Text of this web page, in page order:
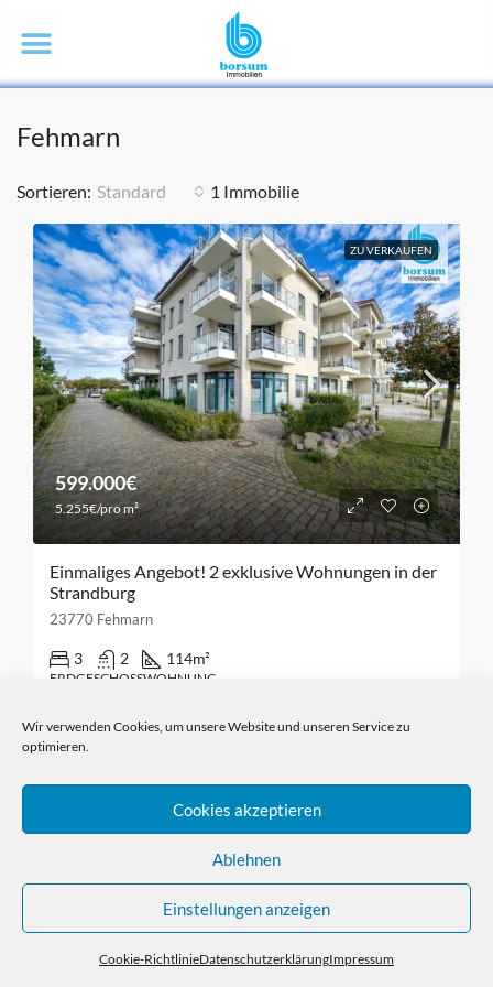
Wir verwenden Cookies, um unsere Website und unseren Service zu
optimieren.
Cookies akzeptieren
Ablehnen
Einstellungen anzeigen
Cookie-RichtlinieDatenschutzerklärungImpressum
Fehmarn
1 Immobilie
Sortieren: Standard
ZU VERKAUFEN
599.000€
5.255€/pro m²
Einmaliges Angebot! 2 exklusive Wohnungen in der
Strandburg
23770 Fehmarn
3 2 114m²
ERDGESCHOSSWOHNUNG
Borsum Immobilien 2 Jahren gemeldet
Impressum Datenschutzerklärung